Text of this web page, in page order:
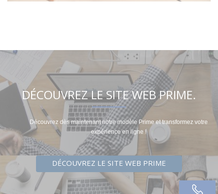
DÉCOUVREZ LE SITE WEB PRIME.
Découvrez dès maintenant notre modèle Prime et transformez votre
expérience en ligne !
DÉCOUVREZ LE SITE WEB PRIME